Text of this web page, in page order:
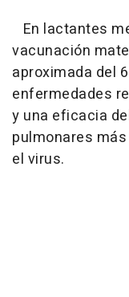
En lactantes
vacunación
aproximada del
enfermedades
y una eficacia
pulmonares
el virus.